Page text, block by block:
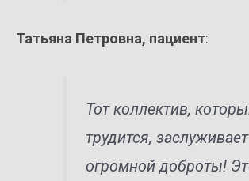
Татьяна Петровна, пациент:
Тот коллектив,
трудится, заслуживает
огромной доброты!